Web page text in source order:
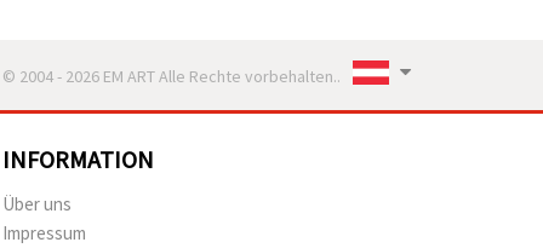
© 2004 - 2026 EM ART Alle Rechte vorbehalten..
INFORMATION
Über uns
Impressum